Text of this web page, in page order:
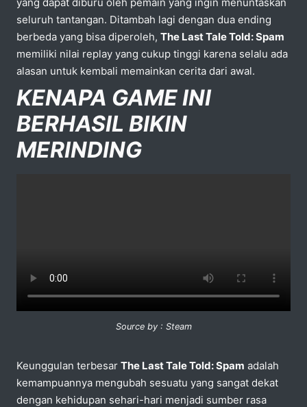
seluruh tantangan. Ditambah lagi dengan dua ending
berbeda yang bisa diperoleh, The Last Tale Told: Spam
memiliki nilai replay yang cukup tinggi karena selalu ada
alasan untuk kembali memainkan cerita dari awal.
KENAPA GAME INI
BERHASIL BIKIN
MERINDING
Source by : Steam
Keunggulan terbesar The Last Tale Told: Spam adalah
kemampuannya mengubah sesuatu yang sangat dekat
dengan kehidupan sehari-hari menjadi sumber rasa